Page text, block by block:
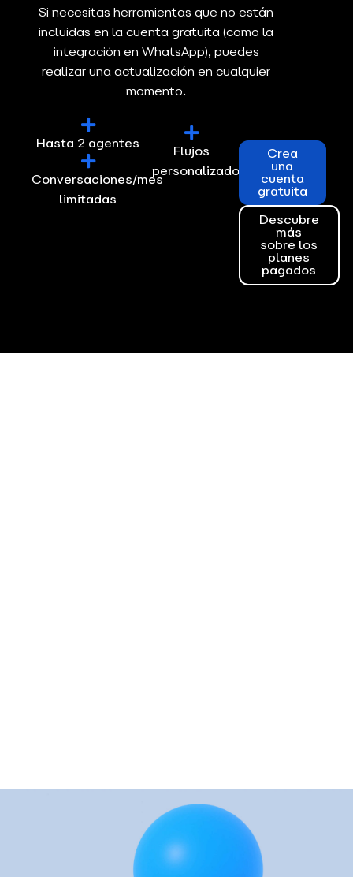
Si necesitas herramientas que no están
incluidas en la cuenta gratuita (como la
integración en WhatsApp), puedes
realizar una actualización en cualquier
momento.
Hasta 2 agentes
Conversaciones/mes
limitadas
Flujos
personalizados
Crea
una
cuenta
gratuita
Descubre
más
sobre los
planes
pagados